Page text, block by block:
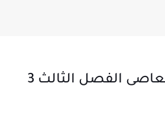
رواية صغيرة العاصى الفصل الثالث 3